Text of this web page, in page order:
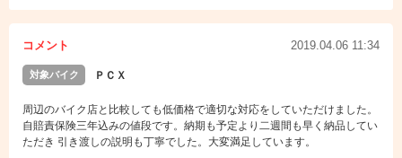
コメント 2019.04.06 11:34
対象バイク ＰＣＸ
周辺のバイク店と比較しても低価格で適切な対応をしていただけました。
自賠責保険三年込みの値段です。納期も予定より二週間も早く納品してい
ただき 引き渡しの説明も丁寧でした。大変満足しています。